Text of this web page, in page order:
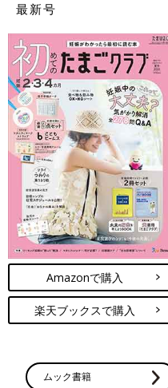
最新号
Amazonで購入
楽天ブックスで購入
ムック書籍